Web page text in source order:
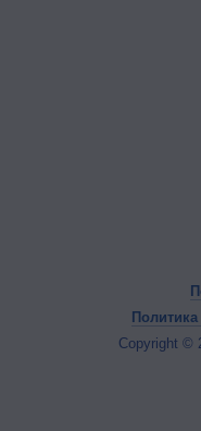
Copyright ©